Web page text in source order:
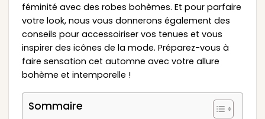
féminité avec des robes bohèmes. Et pour parfaire
votre look, nous vous donnerons également des
conseils pour accessoiriser vos tenues et vous
inspirer des icônes de la mode. Préparez-vous à
faire sensation cet automne avec votre allure
bohème et intemporelle !
Sommaire